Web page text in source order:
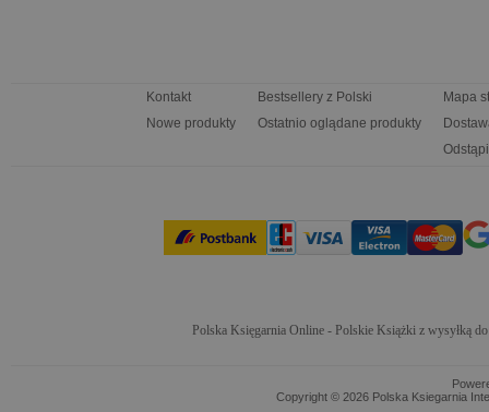
Kontakt
Nowe produkty
Bestsellery z Polski
Ostatnio oglądane produkty
Mapa
Polska Księgarnia Online - Polskie Książki z wysyłką
Copyright © 2026 Polska Ksiegarnia